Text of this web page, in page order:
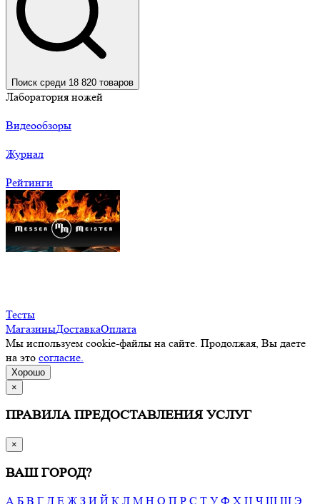
Поиск среди 18 820 товаров
Лаборатория ножей
Видеообзоры
Журнал
Рейтинги
Тесты
МагазиныДоставкаОплата
Мы используем cookie-файлы на сайте. Продолжая, Вы даете
на это согласие.
Хорошо
×
ПРАВИЛА ПРЕДОСТАВЛЕНИЯ УСЛУГ
×
ВАШ ГОРОД?
А Б В Г Д Е Ж З И Й К Л М Н О П Р С Т У Ф Х Ц Ч Ш Щ Э